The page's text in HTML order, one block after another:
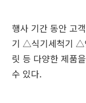
행사 기간 동안
기 △식기세척기
릿 등 다양한 제품
수 있다.